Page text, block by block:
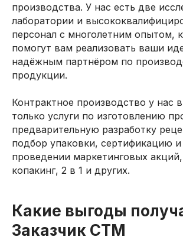
производства. У нас есть две
лаборатории и
персонал с многолетним опытом,
помогут вам реализовать ваши
надёжным партнёром по
продукции.
Контрактное производство у нас
только услуги по изготовлению
предварительную разработку
подбор упаковки, сертификацию
проведении маркетинговых
копакинг, 2 в 1 и других.
Какие выгоды
Заказчик СТМ